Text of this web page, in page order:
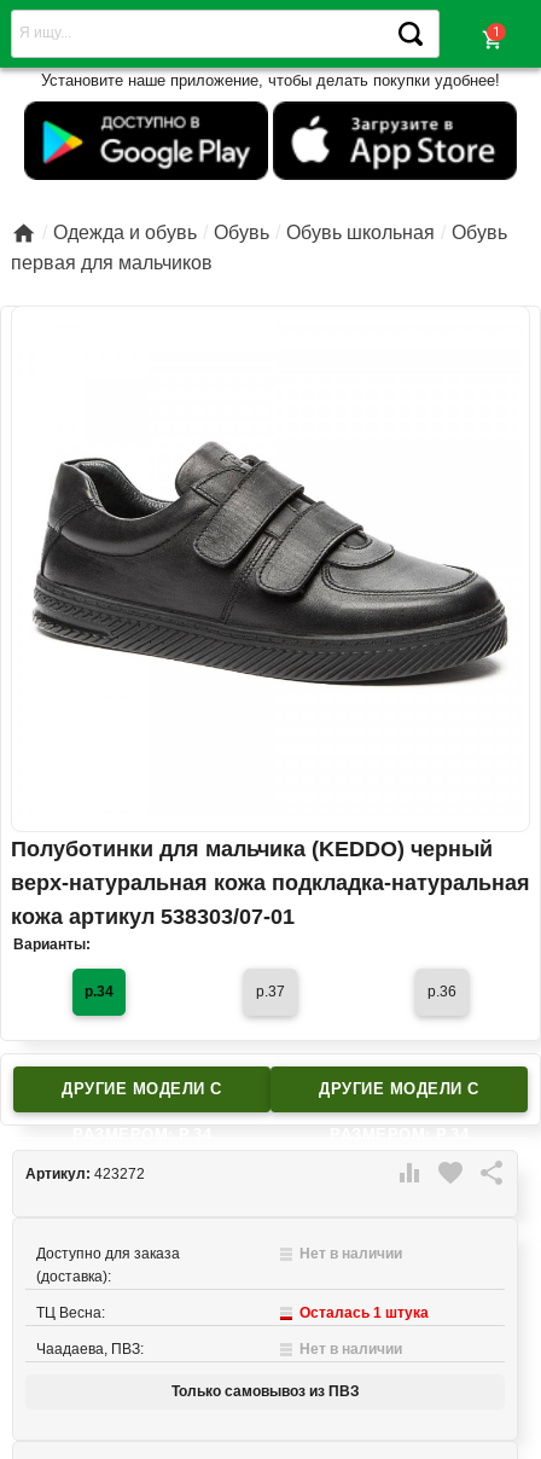
shopping_cart
Установите наше приложение, чтобы делать покупки удобнее!
 Одежда и обувь Обувь Обувь школьная
Обувь
первая для мальчиков
Полуботинки для мальчика (KEDDO) черный
верх-натуральная кожа подкладка-натуральная
кожа артикул 538303/07-01
Варианты:
р.34 р.37 р.36
ДРУГИЕ МОДЕЛИ C ДРУГИЕ МОДЕЛИ C
 favorite 
Артикул: 423272
Доступно для заказа
(доставка):
Нет в наличии
ТЦ Весна: Осталась 1 штука
Чаадаева, ПВЗ: Нет в наличии
Только самовывоз из ПВЗ